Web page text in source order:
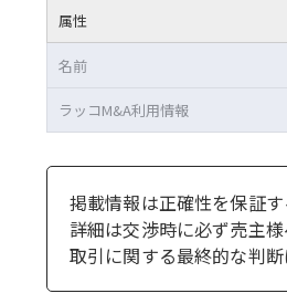
属性
名前
ラッコM&A利用情報
掲載情報は正確性を保証
詳細は交渉時に必ず売主
取引に関する最終的な判